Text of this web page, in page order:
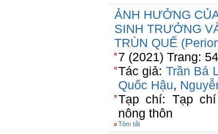
ẢNH HƯỞNG
SINH TRƯỞNG
TRÙN QUẾ
7 (2021) Trang:
Tác giả: Trần Bá
Quốc Hậu,
Tạp chí: Tạp
nông thôn
Tóm tắt